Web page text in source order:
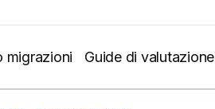
migrazioni Guide di valutazione